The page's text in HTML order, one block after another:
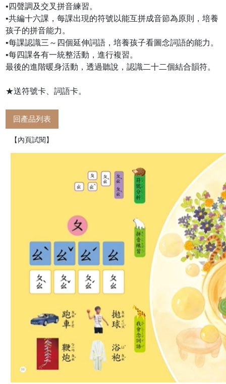
•四聲調及交叉拼音練習。
•共編十六課，每課出現的符號以能互拼成音節為原則，培養
孩子的拼音能力。
•每課認識三～四個延伸詞語，培養孩子看圖念詞語的能力。
•每四課各有一統整活動，進行複習。
最後的進階暖身活動，透過聽說，認識二十二個結合韻符。
★送符號卡、詞語卡。
回產品列表
【內頁試閱】